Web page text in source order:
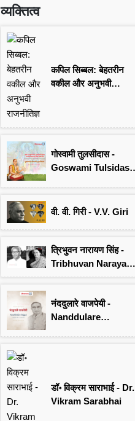
व्यक्तित्व
कपिल सिब्बल: बेहतरीन
वकील और अनुभवी
गोस्वामी तुलसीदास -
Goswami Tulsidas:
वी. वी. गिरी - V.V. Giri
त्रिभुवन नारायण सिंह -
Tribhuvan Narayan
Singh
नंददुलारे वाजपेयी -
Nanddulare
डॉ॰ विक्रम साराभाई - Dr.
Vikram Sarabhai